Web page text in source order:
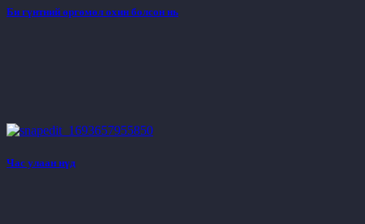
Би гүнтний өргөмөл охин болсон нь
Час улаан нүд